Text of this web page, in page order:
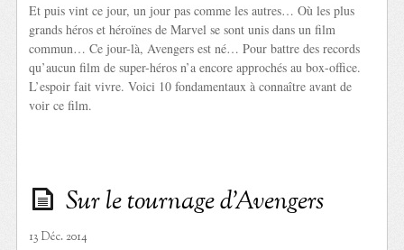
Et puis vint ce jour, un jour pas comme les autres… Où les plus
grands héros et héroïnes de Marvel se sont unis dans un film
commun… Ce jour-là, Avengers est né… Pour battre des records
qu’aucun film de super-héros n’a encore approchés au box-office.
L’espoir fait vivre. Voici 10 fondamentaux à connaître avant de
voir ce film.
Sur le tournage d’Avengers
13 Déc. 2014